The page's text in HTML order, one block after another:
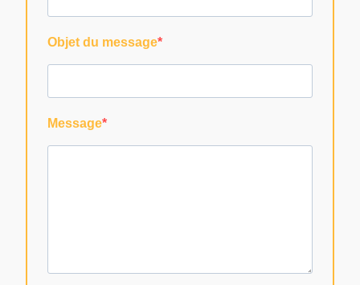
Objet du message
Message